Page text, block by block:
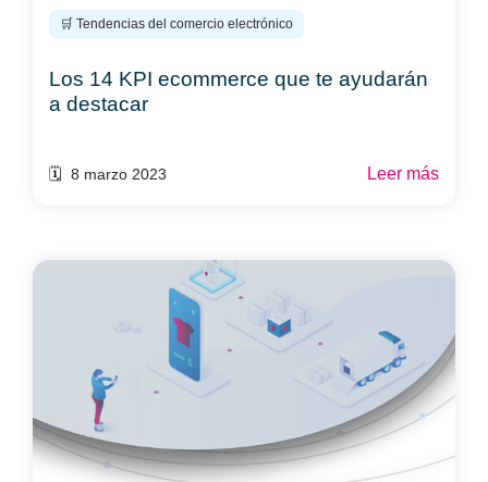
🛒 Tendencias del comercio electrónico
Los 14 KPI ecommerce que te ayudarán
a destacar
🗓️ 8 marzo 2023 Leer más